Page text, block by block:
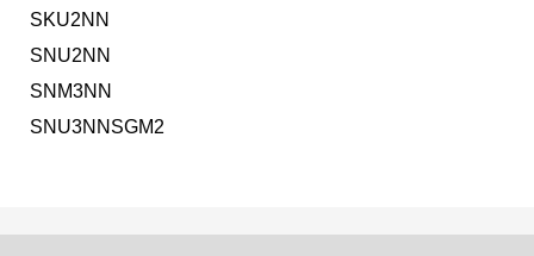
SKU2NN
SNU2NN
SNM3NN
SNU3NNSGM2